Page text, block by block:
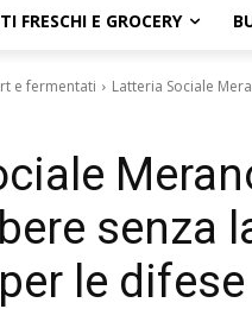
FRESCHI E GROCERY
e fermentati Latteria Sociale
senza
le